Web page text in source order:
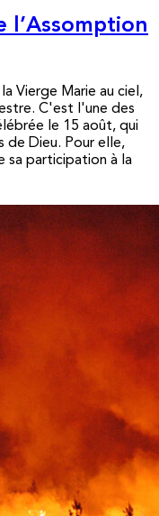
l’Assomption
Vierge Marie au ciel,
C'est l'une des
le 15 août, qui
de Dieu. Pour elle,
sa participation à la